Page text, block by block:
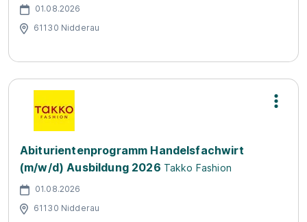
01.08.2026
61130 Nidderau
Abiturientenprogramm Handelsfachwirt
(m/w/d) Ausbildung 2026 Takko Fashion
01.08.2026
61130 Nidderau